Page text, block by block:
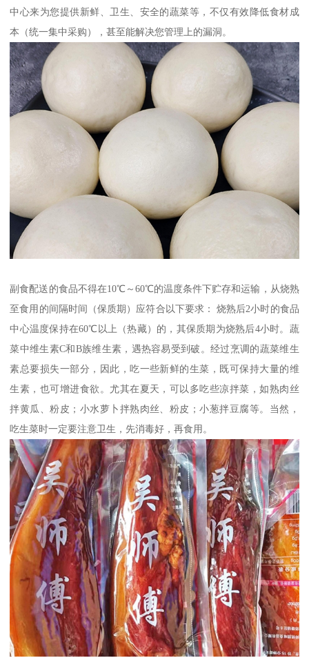
中心来为您提供新鲜、卫生、安全的蔬菜等，不仅有效降低食材成
本（统一集中采购），甚至能解决您管理上的漏洞。
副食配送的食品不得在10℃～60℃的温度条件下贮存和运输，从烧熟
至食用的间隔时间（保质期）应符合以下要求： 烧熟后2小时的食品
中心温度保持在60℃以上（热藏）的，其保质期为烧熟后4小时。蔬
菜中维生素C和B族维生素，遇热容易受到破。经过烹调的蔬菜维生
素总要损失一部分，因此，吃一些新鲜的生菜，既可保持大量的维
生素，也可增进食欲。尤其在夏天，可以多吃些凉拌菜，如熟肉丝
拌黄瓜、粉皮；小水萝卜拌熟肉丝、粉皮；小葱拌豆腐等。当然，
吃生菜时一定要注意卫生，先消毒好，再食用。